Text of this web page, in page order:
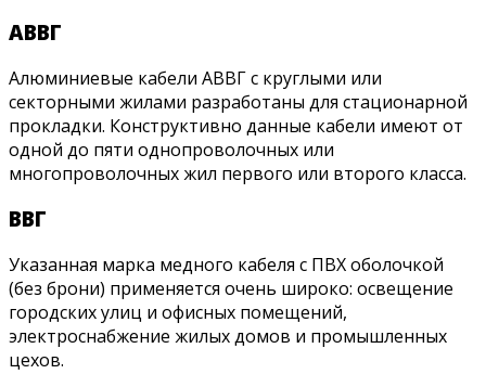
АВВГ
Алюминиевые кабели АВВГ с круглыми или
секторными жилами разработаны для стационарной
прокладки. Конструктивно данные кабели имеют от
одной до пяти однопроволочных или
многопроволочных жил первого или второго класса.
ВВГ
Указанная марка медного кабеля с ПВХ оболочкой
(без брони) применяется очень широко: освещение
городских улиц и офисных помещений,
электроснабжение жилых домов и промышленных
цехов.